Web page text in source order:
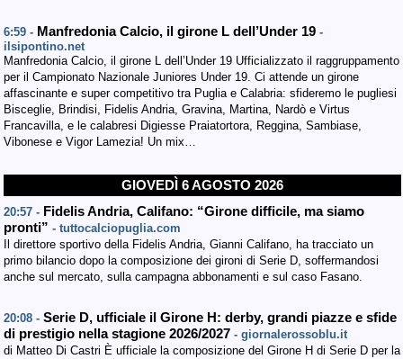
6:59 - Manfredonia Calcio, il girone L dell’Under 19 -
ilsipontino.net
Manfredonia Calcio, il girone L dell’Under 19 Ufficializzato il raggruppamento
per il Campionato Nazionale Juniores Under 19. Ci attende un girone
affascinante e super competitivo tra Puglia e Calabria: sfideremo le pugliesi
Bisceglie, Brindisi, Fidelis Andria, Gravina, Martina, Nardò e Virtus
Francavilla, e le calabresi Digiesse Praiatortora, Reggina, Sambiase,
Vibonese e Vigor Lamezia! Un mix…
GIOVEDÌ 6 AGOSTO 2026
20:57 - Fidelis Andria, Califano: “Girone difficile, ma siamo
pronti” - tuttocalciopuglia.com
Il direttore sportivo della Fidelis Andria, Gianni Califano, ha tracciato un
primo bilancio dopo la composizione dei gironi di Serie D, soffermandosi
anche sul mercato, sulla campagna abbonamenti e sul caso Fasano.
20:08 - Serie D, ufficiale il Girone H: derby, grandi piazze e sfide
di prestigio nella stagione 2026/2027 - giornalerossoblu.it
di Matteo Di Castri È ufficiale la composizione del Girone H di Serie D per la